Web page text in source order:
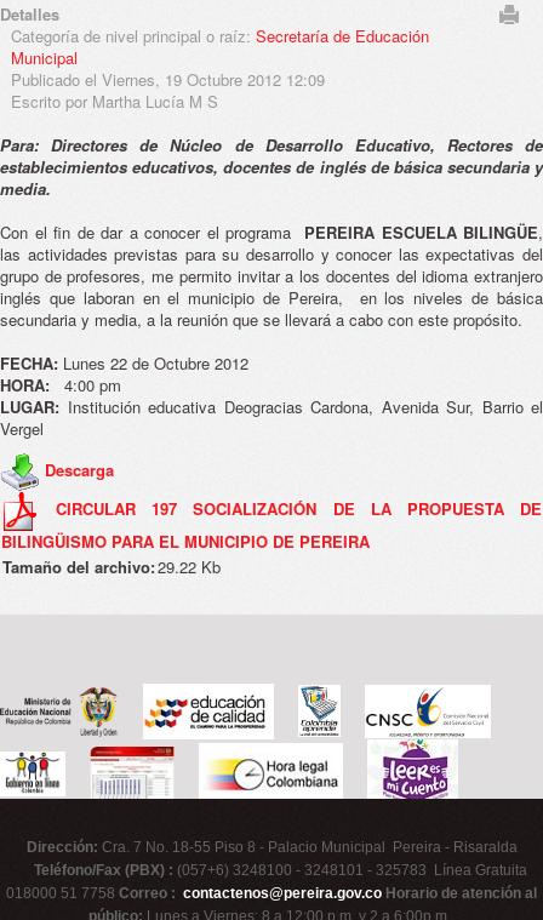
Detalles
Categoría de nivel principal o raíz: Secretaría de Educación
Municipal
Publicado el Viernes, 19 Octubre 2012 12:09
Escrito por Martha Lucía M S
Para: Directores de Núcleo de Desarrollo Educativo, Rectores de
establecimientos educativos, docentes de inglés de básica secundaria y
media.
Con el fin de dar a conocer el programa PEREIRA ESCUELA BILINGÜE,
las actividades previstas para su desarrollo y conocer las expectativas del
grupo de profesores, me permito invitar a los docentes del idioma extranjero
inglés que laboran en el municipio de Pereira, en los niveles de básica
secundaria y media, a la reunión que se llevará a cabo con este propósito.
FECHA: Lunes 22 de Octubre 2012
HORA:
4:00 pm
LUGAR: Institución educativa Deogracias Cardona, Avenida Sur, Barrio el
Vergel
Descarga
CIRCULAR 197 SOCIALIZACIÓN DE LA PROPUESTA DE
BILINGÜISMO PARA EL MUNICIPIO DE PEREIRA
Tamaño del archivo:29.22 Kb
Dirección: Cra. 7 No. 18-55 Piso 8 - Palacio Municipal Pereira - Risaralda
Teléfono/Fax (PBX) : (057+6) 3248100 - 3248101 - 325783 Línea Gratuita
018000 51 7758 Correo : contactenos@pereira.gov.co Horario de atención al
público: Lunes a Viernes: 8 a 12:00 p.m. y 2 a 6:00p.m.